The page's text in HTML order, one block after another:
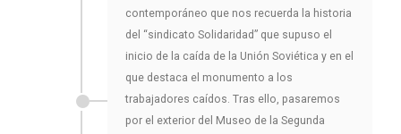
contemporáneo que nos recuerda la historia
del “sindicato Solidaridad” que supuso el
inicio de la caída de la Unión Soviética y en el
que destaca el monumento a los
trabajadores caídos. Tras ello, pasaremos
por el exterior del Museo de la Segunda